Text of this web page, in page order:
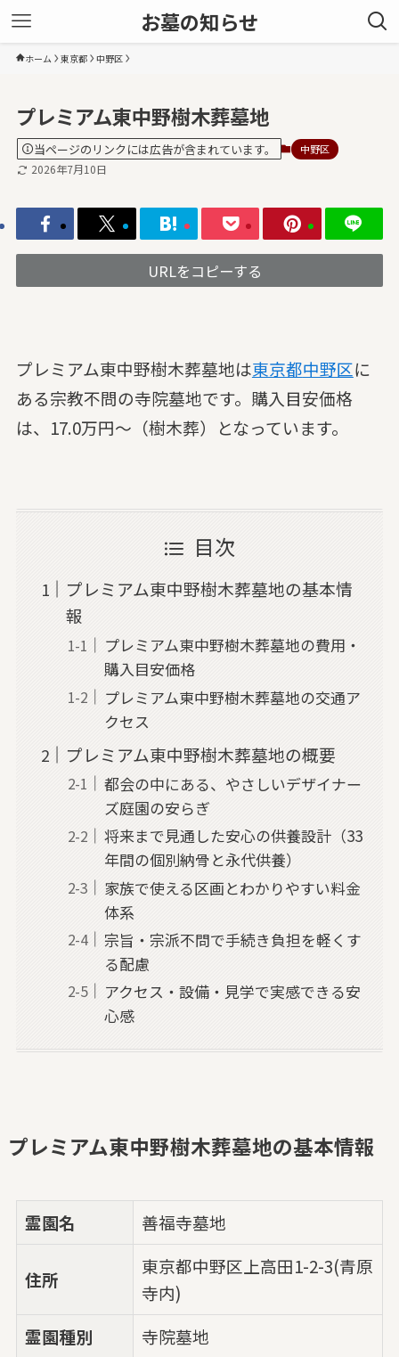
お墓の知らせ
ホーム 東京都 中野区
プレミアム東中野樹木葬墓地
当ページのリンクには広告が含まれています。 中野区
2026年7月10日
URLをコピーする
プレミアム東中野樹木葬墓地は東京都中野区に
ある宗教不問の寺院墓地です。購入目安価格
は、17.0万円～（樹木葬）となっています。
目次
プレミアム東中野樹木葬墓地の基本情
報
プレミアム東中野樹木葬墓地の費用・
購入目安価格
プレミアム東中野樹木葬墓地の交通ア
クセス
プレミアム東中野樹木葬墓地の概要
都会の中にある、やさしいデザイナー
ズ庭園の安らぎ
将来まで見通した安心の供養設計（33
年間の個別納骨と永代供養）
家族で使える区画とわかりやすい料金
体系
宗旨・宗派不問で手続き負担を軽くす
る配慮
アクセス・設備・見学で実感できる安
心感
プレミアム東中野樹木葬墓地の基本情報
霊園名 善福寺墓地
住所
東京都中野区上高田1-2-3(青原
寺内)
霊園種別
寺院墓地